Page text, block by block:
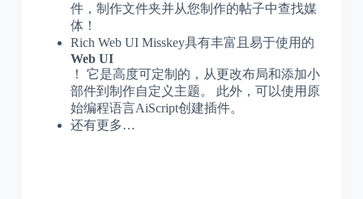
件，制作文件夹并从您制作的帖子中查找媒
体！
Rich Web UI Misskey具有丰富且易于使用的
Web UI
！ 它是高度可定制的，从更改布局和添加小
部件到制作自定义主题。 此外，可以使用原
始编程语言AiScript创建插件。
还有更多…